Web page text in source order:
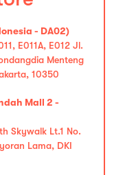
- DA02)
E011A, E012 Jl.
Menteng
10350
Mall 2 -
Skywalk Lt.1 No.
Lama, DKI